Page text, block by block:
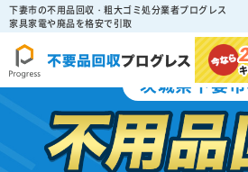
下妻市の不用品回収・粗大ゴミ処分業者プログレス
家具家電や廃品を格安で引取
茨城県下妻